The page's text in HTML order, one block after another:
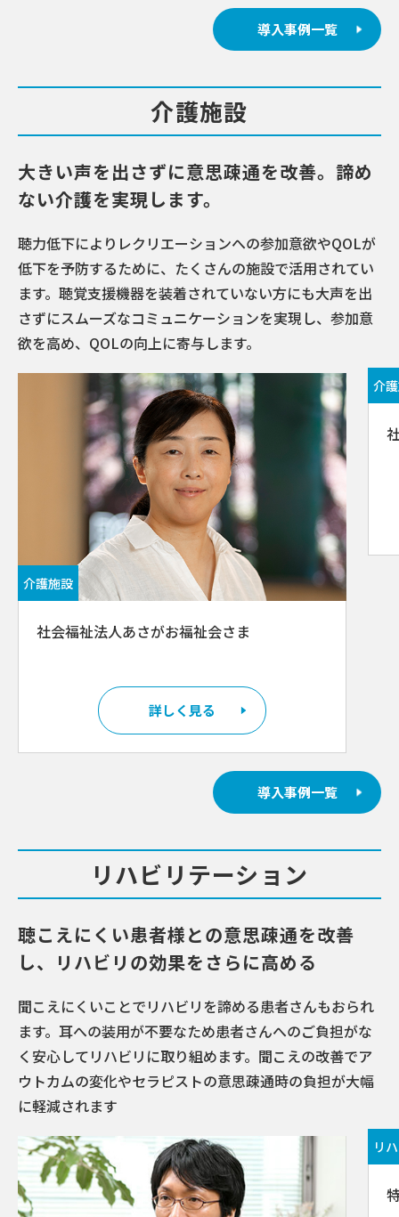
導入事例一覧
介護施設
大きい声を出さずに意思疎通を改善。諦め
ない介護を実現します。
聴⼒低下によりレクリエーションへの参加意欲やQOLが
低下を予防するために、たくさんの施設で活用されてい
ます。聴覚支援機器を装着されていない⽅にも⼤声を出
さずにスムーズなコミュニケーションを実現し、参加意
欲を⾼め、QOLの向上に寄与します。
介護施設
社会福祉法人あさがお福祉会さま
詳しく見る
介
導入事例一覧
リハビリテーション
聴こえにくい患者様との意思疎通を改善
し、リハビリの効果をさらに⾼める
聞こえにくいことでリハビリを諦める患者さんもおられ
ます。耳への装用が不要なため患者さんへのご負担がな
く安⼼してリハビリに取り組めます。聞こえの改善でア
ウトカムの変化やセラピストの意思疎通時の負担が大幅
に軽減されます
リ